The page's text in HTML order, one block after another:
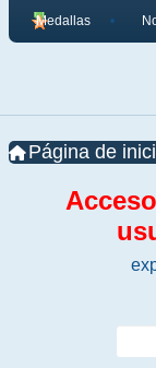
Medallas
Página de